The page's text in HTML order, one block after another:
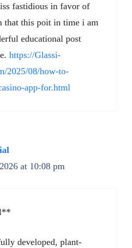
fastidious in favor of
that this poit in time i am
educational post
https://Glassi-
2025/08/how-to-
app-for.html
at 10:08 pm
developed, plant-